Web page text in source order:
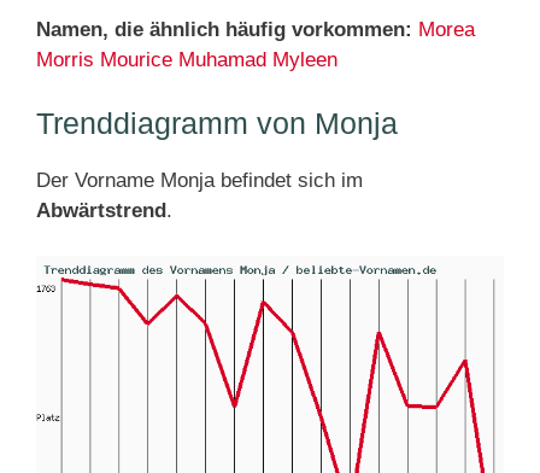
Namen, die ähnlich häufig vorkommen: Morea
Morris Mourice Muhamad Myleen
Trenddiagramm von Monja
Der Vorname Monja befindet sich im
Abwärtstrend.